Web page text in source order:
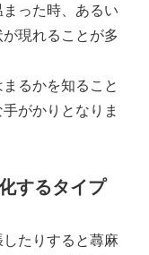
った時、あるい
現れることが多
るかを知ること
がかりとなりま
するタイプ
たりすると蕁麻